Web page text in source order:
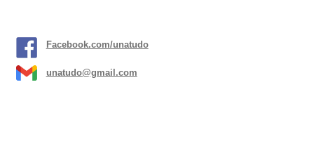
Facebook.com/unatudo
unatudo@gmail.com